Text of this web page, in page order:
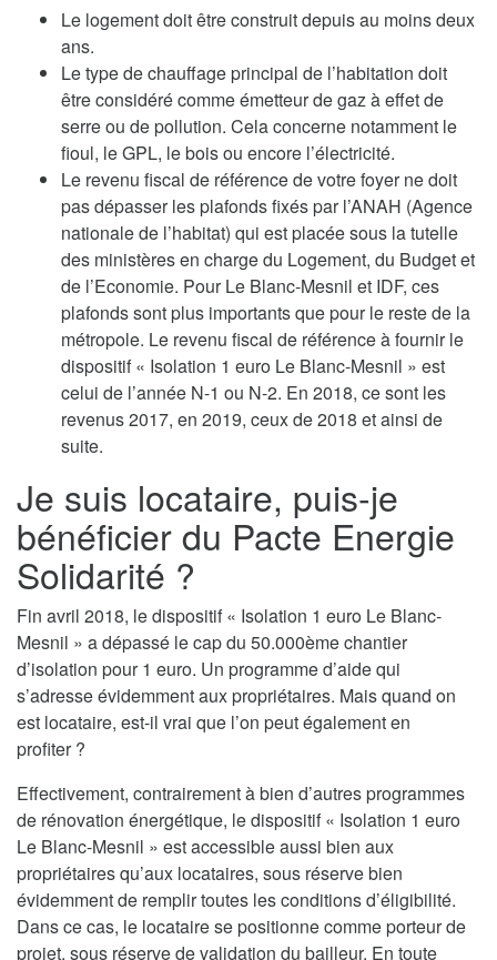
Le logement doit être construit depuis au moins deux
ans.
Le type de chauffage principal de l’habitation doit
être considéré comme émetteur de gaz à effet de
serre ou de pollution. Cela concerne notamment le
fioul, le GPL, le bois ou encore l’électricité.
Le revenu fiscal de référence de votre foyer ne doit
pas dépasser les plafonds fixés par l’ANAH (Agence
nationale de l’habitat) qui est placée sous la tutelle
des ministères en charge du Logement, du Budget et
de l’Economie. Pour Le Blanc-Mesnil et IDF, ces
plafonds sont plus importants que pour le reste de la
métropole. Le revenu fiscal de référence à fournir le
dispositif « Isolation 1 euro Le Blanc-Mesnil » est
celui de l’année N-1 ou N-2. En 2018, ce sont les
revenus 2017, en 2019, ceux de 2018 et ainsi de
suite.
Je suis locataire, puis-je
bénéficier du Pacte Energie
Solidarité ?
Fin avril 2018, le dispositif « Isolation 1 euro Le Blanc-
Mesnil » a dépassé le cap du 50.000ème chantier
d’isolation pour 1 euro. Un programme d’aide qui
s’adresse évidemment aux propriétaires. Mais quand on
est locataire, est-il vrai que l’on peut également en
profiter ?
Effectivement, contrairement à bien d’autres programmes
de rénovation énergétique, le dispositif « Isolation 1 euro
Le Blanc-Mesnil » est accessible aussi bien aux
propriétaires qu’aux locataires, sous réserve bien
évidemment de remplir toutes les conditions d’éligibilité.
Dans ce cas, le locataire se positionne comme porteur de
projet, sous réserve de validation du bailleur. En toute